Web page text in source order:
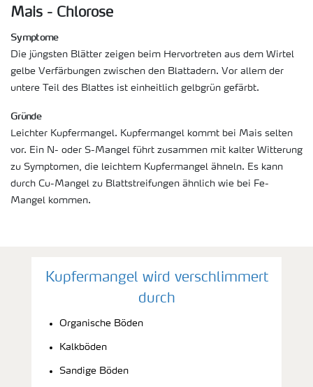
Mais - Chlorose
Symptome
Die jüngsten Blätter zeigen beim Hervortreten aus dem Wirtel
gelbe Verfärbungen zwischen den Blattadern. Vor allem der
untere Teil des Blattes ist einheitlich gelbgrün gefärbt.
Gründe
Leichter Kupfermangel. Kupfermangel kommt bei Mais selten
vor. Ein N- oder S-Mangel führt zusammen mit kalter Witterung
zu Symptomen, die leichtem Kupfermangel ähneln. Es kann
durch Cu-Mangel zu Blattstreifungen ähnlich wie bei Fe-
Mangel kommen.
Kupfermangel wird verschlimmert
durch
Organische Böden
Kalkböden
Sandige Böden